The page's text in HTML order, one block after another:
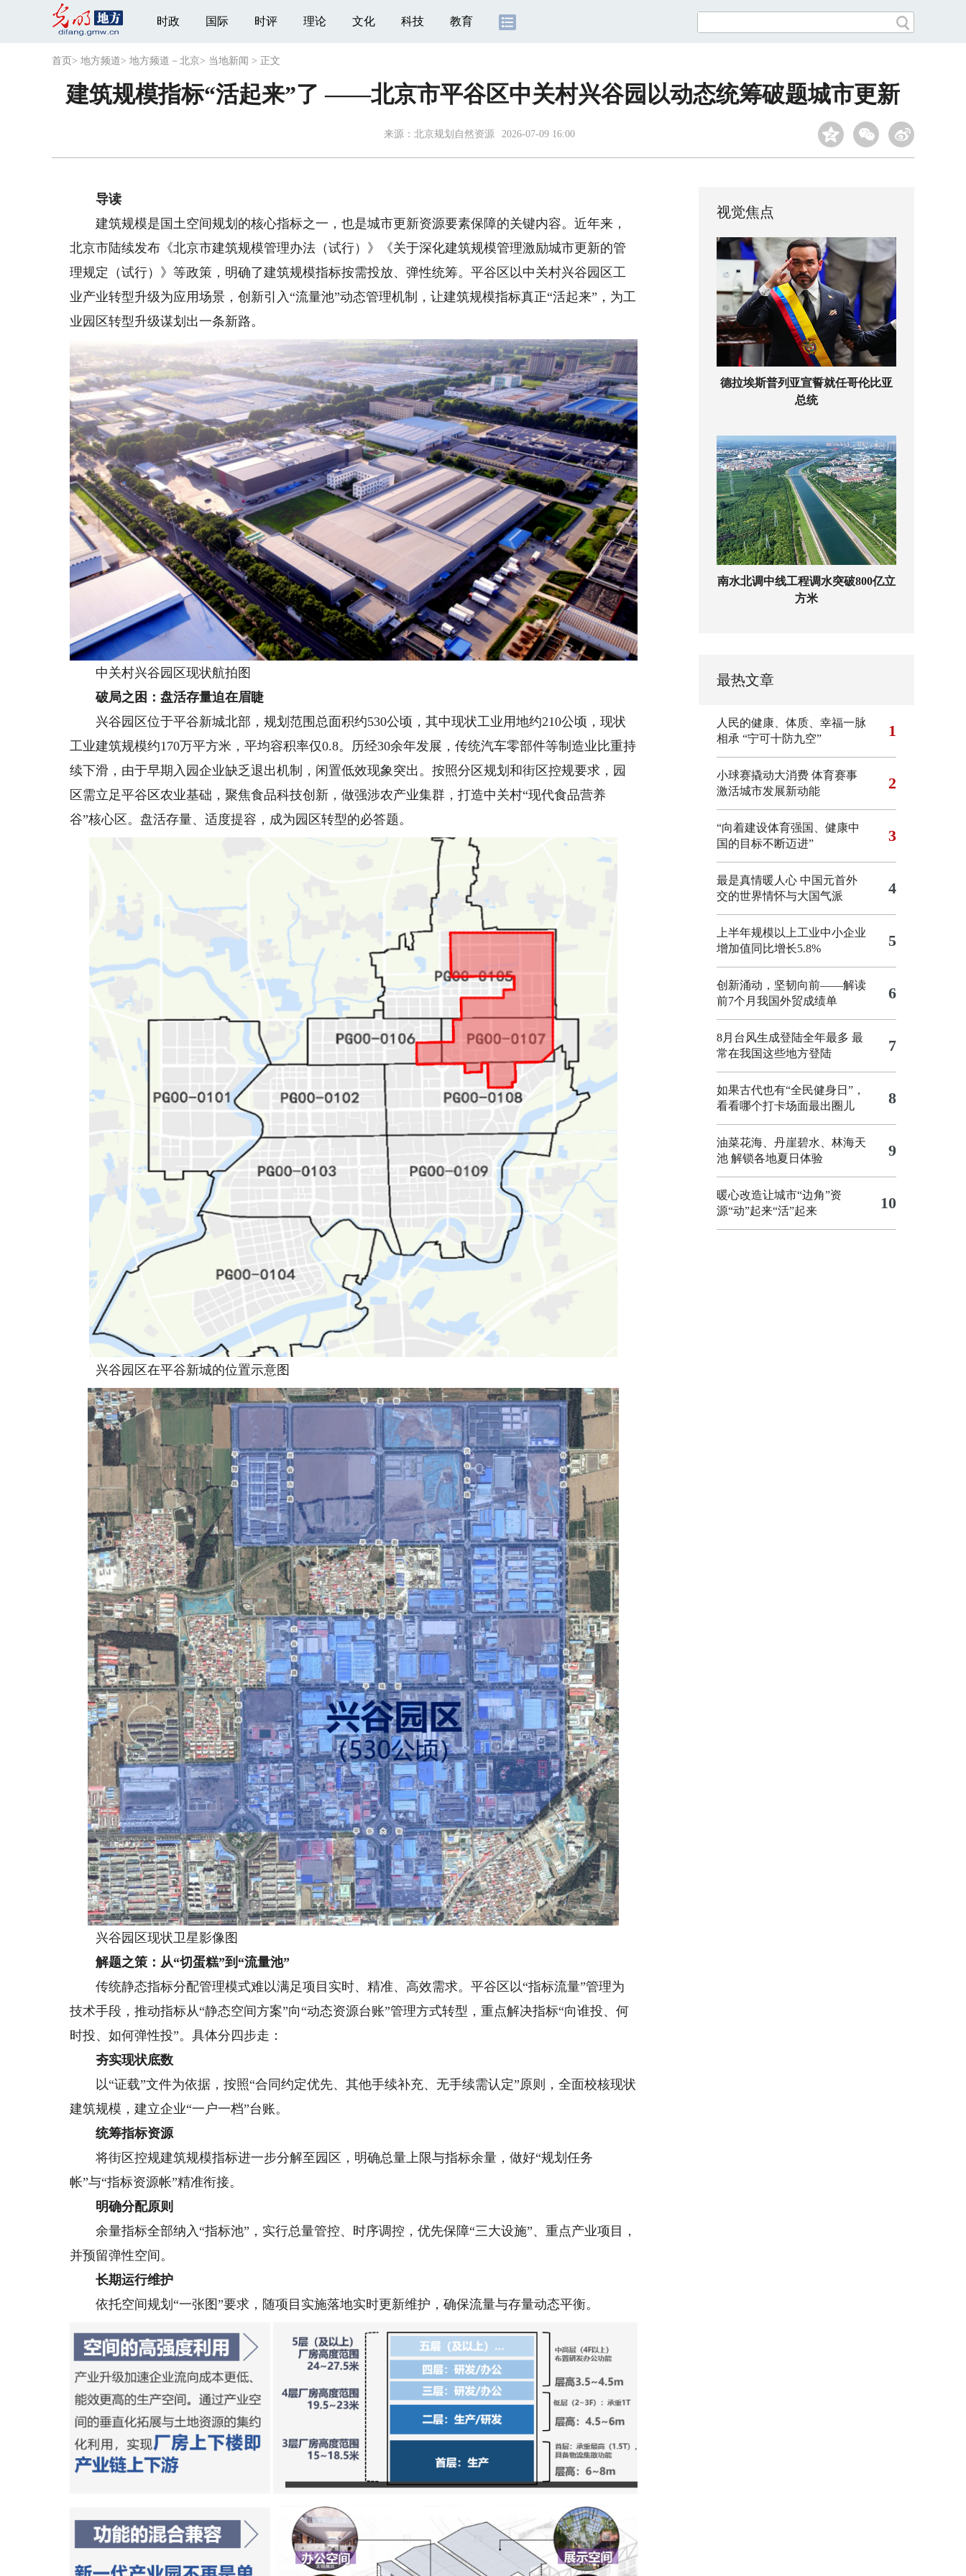
时政 国际 时评 理论 文化 科技 教育
首页 > 地方频道> 地方频道－北京> 当地新闻 > 正文
建筑规模指标“活起来”了 ——北京市平谷区中关村兴谷园以动态统筹破题城市更新
来源： 北京规划自然资源 2026-07-09 16:00
导读
建筑规模是国土空间规划的核心指标之一，也是城市更新资源要素保障的关键内容。近年来，
北京市陆续发布《北京市建筑规模管理办法（试行）》《关于深化建筑规模管理激励城市更新的管
理规定（试行）》等政策，明确了建筑规模指标按需投放、弹性统筹。平谷区以中关村兴谷园区工
业产业转型升级为应用场景，创新引入“流量池”动态管理机制，让建筑规模指标真正“活起来”，为工
业园区转型升级谋划出一条新路。
中关村兴谷园区现状航拍图
破局之困：盘活存量迫在眉睫
兴谷园区位于平谷新城北部，规划范围总面积约530公顷，其中现状工业用地约210公顷，现状
工业建筑规模约170万平方米，平均容积率仅0.8。历经30余年发展，传统汽车零部件等制造业比重持
续下滑，由于早期入园企业缺乏退出机制，闲置低效现象突出。按照分区规划和街区控规要求，园
区需立足平谷区农业基础，聚焦食品科技创新，做强涉农产业集群，打造中关村“现代食品营养
谷”核心区。盘活存量、适度提容，成为园区转型的必答题。
兴谷园区在平谷新城的位置示意图
兴谷园区现状卫星影像图
解题之策：从“切蛋糕”到“流量池”
传统静态指标分配管理模式难以满足项目实时、精准、高效需求。平谷区以“指标流量”管理为
技术手段，推动指标从“静态空间方案”向“动态资源台账”管理方式转型，重点解决指标“向谁投、何
时投、如何弹性投”。具体分四步走：
夯实现状底数
以“证载”文件为依据，按照“合同约定优先、其他手续补充、无手续需认定”原则，全面校核现状
建筑规模，建立企业“一户一档”台账。
统筹指标资源
将街区控规建筑规模指标进一步分解至园区，明确总量上限与指标余量，做好“规划任务
帐”与“指标资源帐”精准衔接。
明确分配原则
余量指标全部纳入“指标池”，实行总量管控、时序调控，优先保障“三大设施”、重点产业项目，
并预留弹性空间。
长期运行维护
依托空间规划“一张图”要求，随项目实施落地实时更新维护，确保流量与存量动态平衡。
视觉焦点
德拉埃斯普列亚宣誓就任哥伦比亚
总统
南水北调中线工程调水突破800亿立
方米
最热文章
人民的健康、体质、幸福一脉
相承 “宁可十防九空” 1
小球赛撬动大消费 体育赛事
激活城市发展新动能
2
“向着建设体育强国、健康中
国的目标不断迈进”
3
最是真情暖人心 中国元首外
交的世界情怀与大国气派
4
上半年规模以上工业中小企业
增加值同比增长5.8%
5
创新涌动，坚韧向前——解读
前7个月我国外贸成绩单
6
8月台风生成登陆全年最多 最
常在我国这些地方登陆
7
如果古代也有“全民健身日”，
看看哪个打卡场面最出圈儿
8
油菜花海、丹崖碧水、林海天
池 解锁各地夏日体验
9
暖心改造让城市“边角”资
源“动”起来“活”起来
10